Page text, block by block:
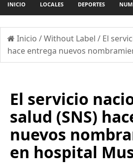
INICIO LOCALES DEPORTES
Inicio /Without Label / El
hace entrega nuevos
El servicio
salud (SNS)
nuevos
en hospital